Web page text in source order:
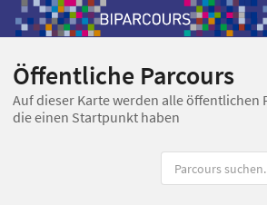
Öffentliche Parcours
Auf dieser Karte werden alle öffentlichen
die einen Startpunkt haben